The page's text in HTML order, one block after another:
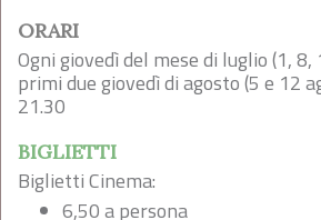
ORARI
Ogni giovedì del mese di luglio (1, 8,
primi due giovedì di agosto (5 e 12
21.30
BIGLIETTI
Biglietti Cinema:
6,50 a persona